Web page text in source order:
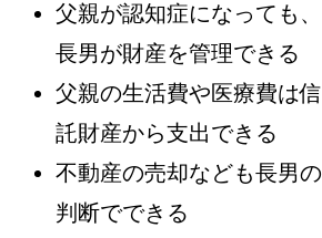
父親が認知症になっても、
長男が財産を管理できる
父親の生活費や医療費は信
託財産から支出できる
不動産の売却なども長男の
判断でできる